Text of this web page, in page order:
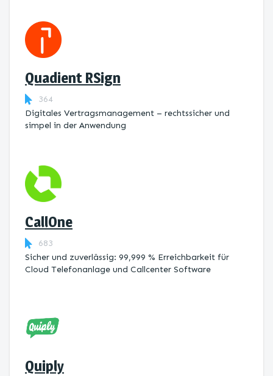
Quadient RSign
364
Digitales Vertragsmanagement – rechtssicher und
simpel in der Anwendung
CallOne
683
Sicher und zuverlässig: 99,999 % Erreichbarkeit für
Cloud Telefonanlage und Callcenter Software
Quiply